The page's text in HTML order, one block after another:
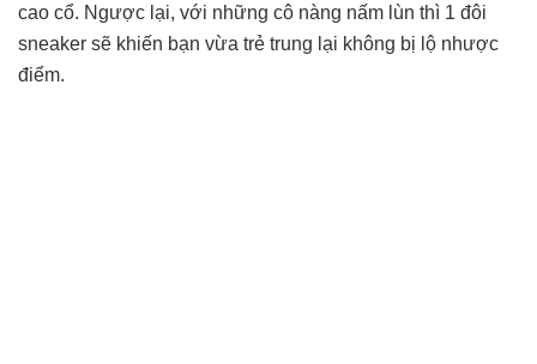
cao cổ. Ngược lại, với những cô nàng nấm lùn thì 1 đôi
sneaker sẽ khiến bạn vừa trẻ trung lại không bị lộ nhược
điểm.